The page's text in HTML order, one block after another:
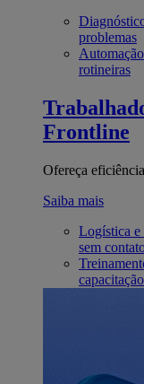
problemas
rotineiras
Frontline
Ofereça
Saiba mais
Logística e
sem